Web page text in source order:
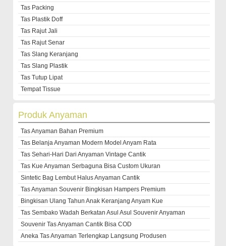
Tas Packing
Tas Plastik Doff
Tas Rajut Jali
Tas Rajut Senar
Tas Slang Keranjang
Tas Slang Plastik
Tas Tutup Lipat
Tempat Tissue
Produk Anyaman
Tas Anyaman Bahan Premium
Tas Belanja Anyaman Modern Model Anyam Rata
Tas Sehari-Hari Dari Anyaman Vintage Cantik
Tas Kue Anyaman Serbaguna Bisa Custom Ukuran
Sintetic Bag Lembut Halus Anyaman Cantik
Tas Anyaman Souvenir Bingkisan Hampers Premium
Bingkisan Ulang Tahun Anak Keranjang Anyam Kue
Tas Sembako Wadah Berkatan Asul Asul Souvenir Anyaman
Souvenir Tas Anyaman Cantik Bisa COD
Aneka Tas Anyaman Terlengkap Langsung Produsen